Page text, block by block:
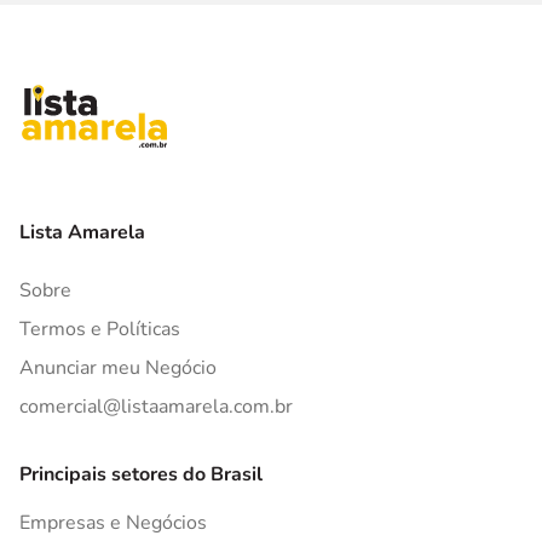
Lista Amarela
Sobre
Termos e Políticas
Anunciar meu Negócio
comercial@listaamarela.com.br
Principais setores do Brasil
Empresas e Negócios